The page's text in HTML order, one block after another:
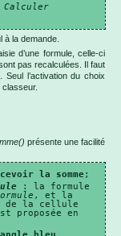
Calculer
à la demande.
d’une formule, celle-ci
pas recalculées. Il faut
l’activation du choix
présente une facilité
la somme;
: la formule
, et la
de la cellule
proposée en